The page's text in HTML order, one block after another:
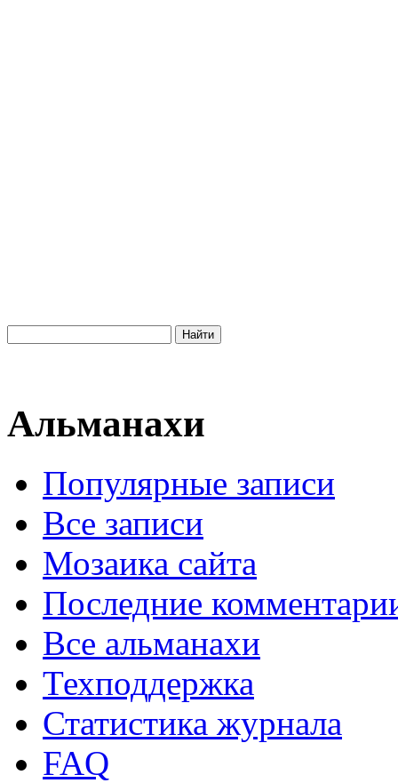
Альманахи
Популярные записи
Все записи
Мозаика сайта
Последние
Все альманахи
Техподдержка
Статистика журнала
FAQ